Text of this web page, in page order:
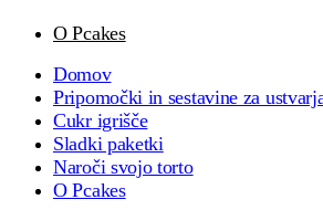
O Pcakes
Domov
Pripomočki in sestavine za
Cukr igrišče
Sladki paketki
Naroči svojo torto
O Pcakes